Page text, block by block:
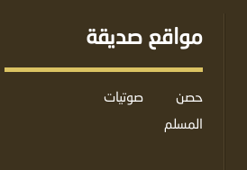
مواقع صديقة
حصن
المسلم
صوتيات